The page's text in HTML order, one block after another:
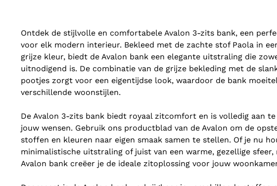
Ontdek de stijlvolle en comfortabele Avalon 3-zits bank, een
voor elk modern interieur. Bekleed met de zachte stof Paola in
grijze kleur, biedt de Avalon bank een elegante uitstraling die
uitnodigend is. De combinatie van de grijze bekleding met de
pootjes zorgt voor een eigentijdse look, waardoor de bank
verschillende woonstijlen.
De Avalon 3-zits bank biedt royaal zitcomfort en is volledig aan te
jouw wensen. Gebruik ons productblad van de Avalon om de
stoffen en kleuren naar eigen smaak samen te stellen. Of je nu
minimalistische uitstraling of juist van een warme, gezellige sfeer,
Avalon bank creëer je de ideale zitoplossing voor jouw